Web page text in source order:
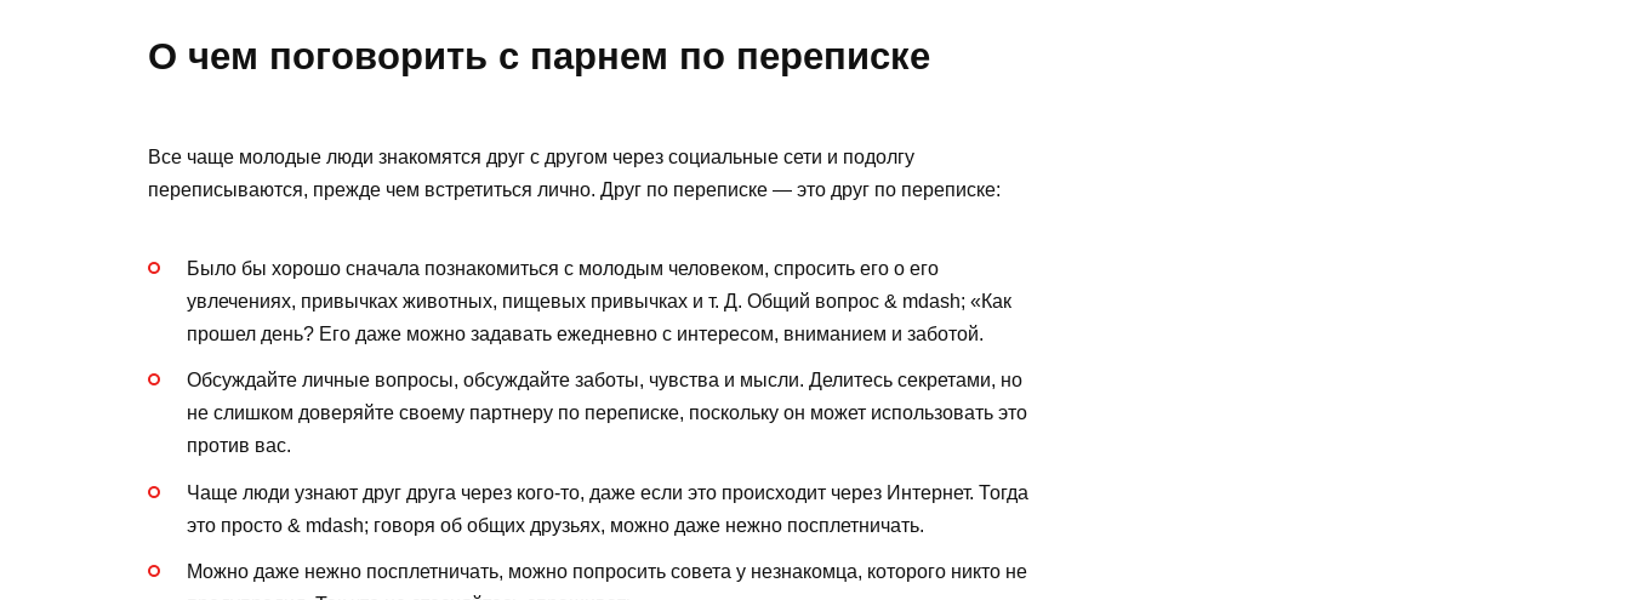
О чем поговорить с парнем по переписке
Все чаще молодые люди знакомятся друг с другом через социальные сети и подолгу
переписываются, прежде чем встретиться лично. Друг по переписке — это друг по переписке:
Было бы хорошо сначала познакомиться с молодым человеком, спросить его о его
увлечениях, привычках животных, пищевых привычках и т. Д. Общий вопрос & mdash; «Как
прошел день? Его даже можно задавать ежедневно с интересом, вниманием и заботой.
Обсуждайте личные вопросы, обсуждайте заботы, чувства и мысли. Делитесь секретами, но
не слишком доверяйте своему партнеру по переписке, поскольку он может использовать это
против вас.
Чаще люди узнают друг друга через кого-то, даже если это происходит через Интернет. Тогда
это просто & mdash; говоря об общих друзьях, можно даже нежно посплетничать.
Можно даже нежно посплетничать, можно попросить совета у незнакомца, которого никто не